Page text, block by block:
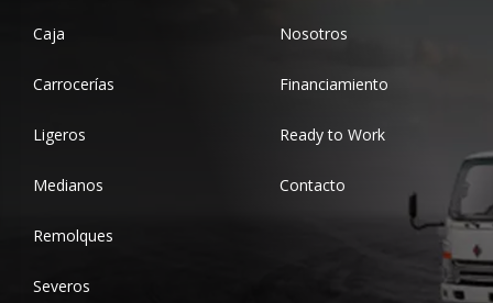
Caja
Carrocerías
Ligeros
Medianos
Remolques
Severos
Nosotros
Financiamiento
Ready to Work
Contacto